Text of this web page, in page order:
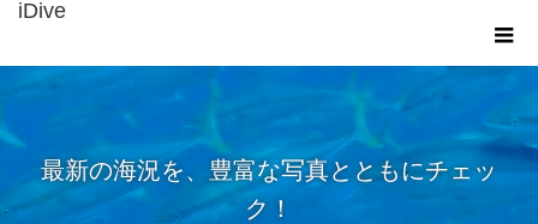
iDive
最新の海況を、豊富な写真とともにチェッ
ク！